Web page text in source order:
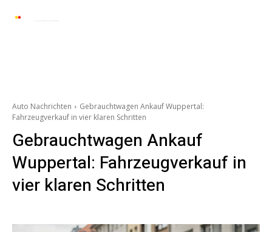
Auto Nachrichten
Gebrauchtwagen Ankauf Wuppertal:
Fahrzeugverkauf in vier klaren Schritten
Gebrauchtwagen Ankauf
Wuppertal: Fahrzeugverkauf in
vier klaren Schritten